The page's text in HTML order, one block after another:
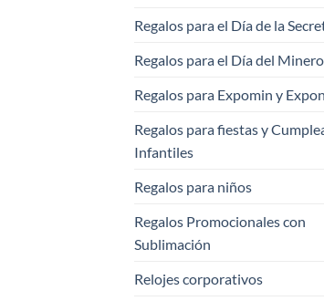
Regalos para el Día de la
Regalos para el Día del Minero
Regalos para Expomin y
Regalos para fiestas y
Infantiles
Regalos para niños
Regalos Promocionales con
Sublimación
Relojes corporativos